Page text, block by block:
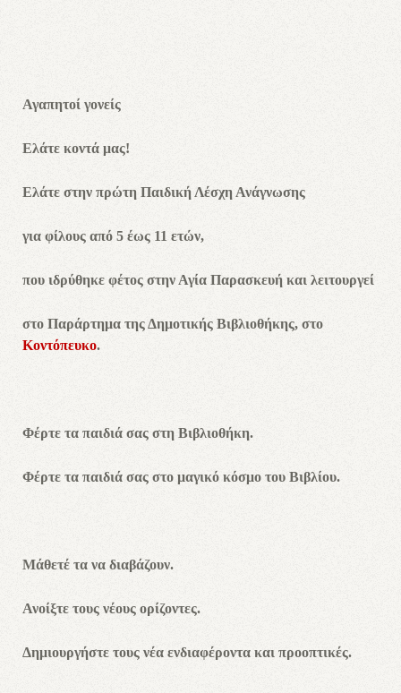
Αγαπητοί γονείς
Ελάτε κοντά μας!
Ελάτε στην πρώτη Παιδική Λέσχη Ανάγνωσης
για φίλους από 5 έως 11 ετών,
που ιδρύθηκε φέτος στην Αγία Παρασκευή και λειτουργεί
στο Παράρτημα της Δημοτικής Βιβλιοθήκης, στο
Κοντόπευκο.
Φέρτε τα παιδιά σας στη Βιβλιοθήκη.
Φέρτε τα παιδιά σας στο μαγικό κόσμο του Βιβλίου.
Μάθετέ τα να διαβάζουν.
Ανοίξτε τους νέους ορίζοντες.
Δημιουργήστε τους νέα ενδιαφέροντα και προοπτικές.